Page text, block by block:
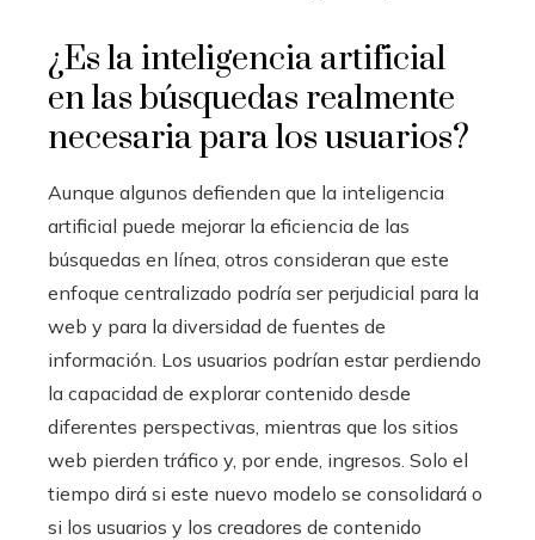
¿Es la inteligencia artificial
en las búsquedas realmente
necesaria para los usuarios?
Aunque algunos defienden que la inteligencia
artificial puede mejorar la eficiencia de las
búsquedas en línea, otros consideran que este
enfoque centralizado podría ser perjudicial para la
web y para la diversidad de fuentes de
información. Los usuarios podrían estar perdiendo
la capacidad de explorar contenido desde
diferentes perspectivas, mientras que los sitios
web pierden tráfico y, por ende, ingresos. Solo el
tiempo dirá si este nuevo modelo se consolidará o
si los usuarios y los creadores de contenido